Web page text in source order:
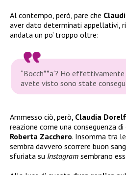
Al contempo, però, pare che
aver dato determinati appellativi,
andata un po’ troppo oltre:
“Bocch**a‘? Ho
avete visto sono state
Ammesso ciò, però, Claudia
reazione come una conseguenza
Roberta Zacchero. Insomma tra
sembra davvero scorrere buon
sfuriata su Instagram sembrano